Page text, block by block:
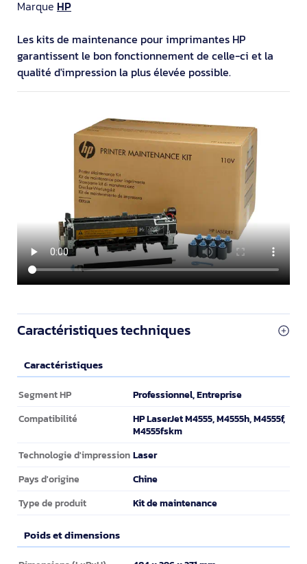
Marque HP
Les kits de maintenance pour imprimantes HP
garantissent le bon fonctionnement de celle-ci et la
qualité d'impression la plus élevée possible.
Caractéristiques techniques
Caractéristiques
Caractéristiques
Segment HP Professionnel, Entreprise
Compatibilité
HP LaserJet M4555, M4555h, M4555f,
M4555fskm
Technologie d'impression Laser
Pays d'origine Chine
Type de produit Kit de maintenance
Poids et dimensions
Poids et dimensions